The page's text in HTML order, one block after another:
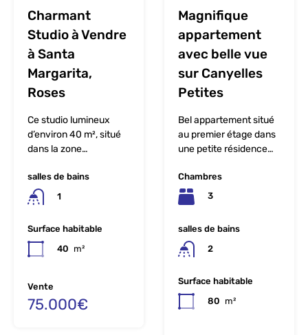
Charmant
Studio à Vendre
à Santa
Margarita,
Roses
Ce studio lumineux
d’environ 40 m², situé
dans la zone…
salles de bains
1
Surface habitable
40 m²
Vente
75.000€
Magnifique
appartement
avec belle vue
sur Canyelles
Petites
Bel appartement situé
au premier étage dans
une petite résidence…
Chambres
3
salles de bains
2
Surface habitable
80 m²